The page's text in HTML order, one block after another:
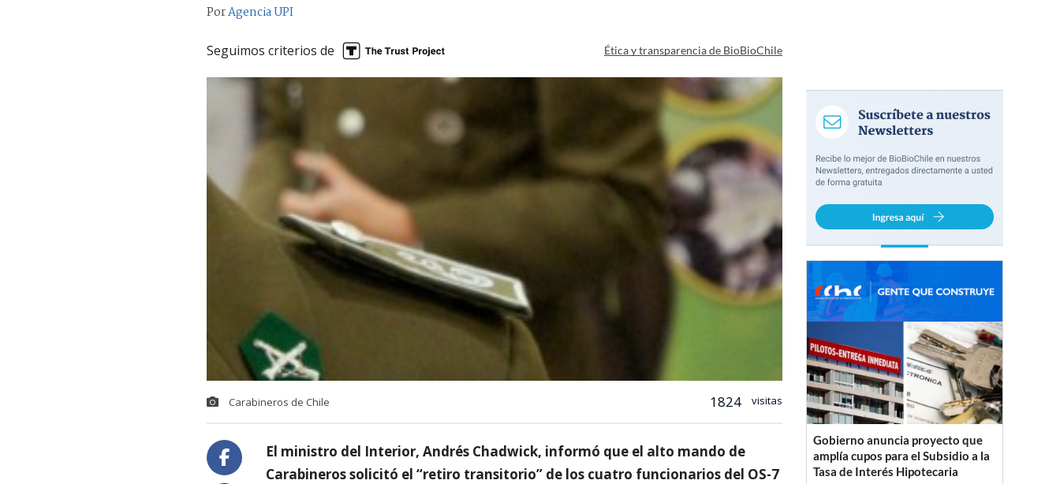
PorAgencia UPI
Seguimos criterios de Ética y transparencia de BioBioChile
Carabineros de Chile 1824 visitas
El ministro del Interior, Andrés Chadwick, informó que el alto mando de
Carabineros solicitó el “retiro transitorio” de los cuatro funcionarios del OS-7
Gobierno anuncia proyecto que
amplía cupos para el Subsidio a la
Tasa de Interés Hipotecaria